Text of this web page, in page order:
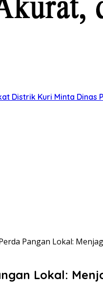
Distrik Kuri Minta Dinas
Pangan Lokal:
Lokal: